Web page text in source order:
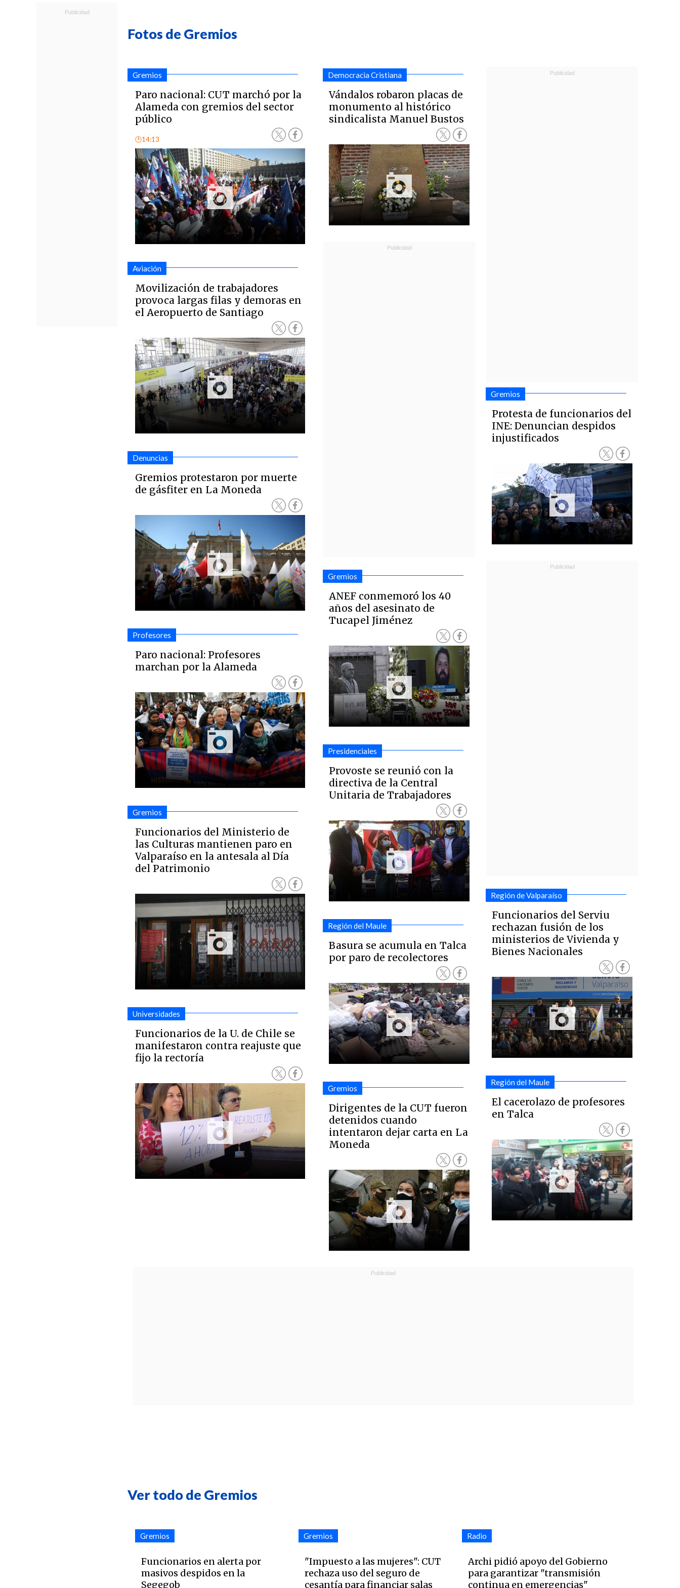
Fotos de Gremios
Gremios
Paro nacional: CUT marchó por la
Alameda con gremios del sector
público
🕑14:13
Aviación
Movilización de trabajadores
provoca largas filas y demoras en
el Aeropuerto de Santiago
Denuncias
Gremios protestaron por muerte
de gásfiter en La Moneda
Profesores
Paro nacional: Profesores
marchan por la Alameda
Gremios
Funcionarios del Ministerio de
las Culturas mantienen paro en
Valparaíso en la antesala al Día
del Patrimonio
Universidades
Funcionarios de la U. de Chile se
manifestaron contra reajuste que
fijo la rectoría
Democracia Cristiana
Vándalos robaron placas de
monumento al histórico
sindicalista Manuel Bustos
Gremios
ANEF conmemoró los 40
años del asesinato de
Tucapel Jiménez
Presidenciales
Provoste se reunió con la
directiva de la Central
Unitaria de Trabajadores
Región del Maule
Basura se acumula en Talca
por paro de recolectores
Gremios
Dirigentes de la CUT fueron
detenidos cuando
intentaron dejar carta en La
Moneda
Gremios
Protesta de funcionarios del
INE: Denuncian despidos
injustificados
Región de Valparaíso
Funcionarios del Serviu
rechazan fusión de los
ministerios de Vivienda y
Bienes Nacionales
Región del Maule
El cacerolazo de profesores
en Talca
Ver todo de Gremios
Gremios
Funcionarios en alerta por
masivos despidos en la
Segegob
Gremios
"Impuesto a las mujeres": CUT
rechaza uso del seguro de
cesantía para financiar salas
Radio
Archi pidió apoyo del Gobierno
para garantizar "transmisión
continua en emergencias"